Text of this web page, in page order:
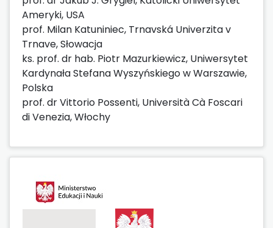
Ameryki, USA
prof. Milan Katuniniec, Trnavská Univerzita v
Trnave, Słowacja
ks. prof. dr hab. Piotr Mazurkiewicz, Uniwersytet
Kardynała Stefana Wyszyńskiego w Warszawie,
Polska
prof. dr Vittorio Possenti, Università Cà Foscari
di Venezia, Włochy